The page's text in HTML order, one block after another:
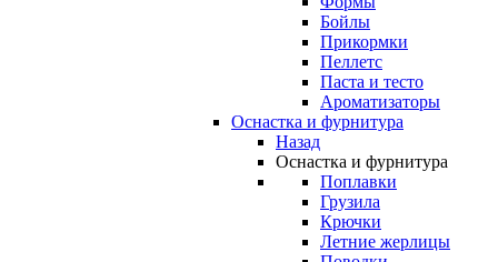
Бойлы
Прикормки
Пеллетс
Паста и тесто
Ароматизаторы
Оснастка и фурнитура
Назад
Оснастка и фурнитура
Поплавки
Грузила
Крючки
Летние жерлицы